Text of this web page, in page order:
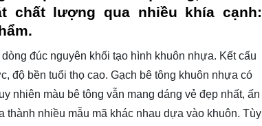
chất lượng qua nhiều khía cạnh:
dòng đúc nguyên khối tạo hình khuôn nhựa. Kết cấu
độ bền tuổi thọ cao. Gạch bê tông khuôn nhựa có
nhiên màu bê tông vẫn mang dáng vẻ đẹp nhất, ấn
nhiều mẫu mã khác nhau dựa vào khuôn. Tùy